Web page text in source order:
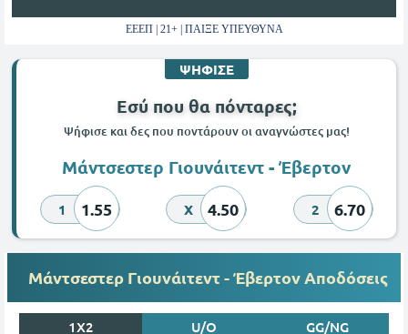
ΕΕΕΠ | 21+ | ΠΑΙΞΕ ΥΠΕΥΘΥΝΑ
ΨΗΦΙΣΕ
Εσύ που θα πόνταρες;
Ψήφισε και δες που ποντάρουν οι αναγνώστες μας!
Μάντσεστερ Γιουνάιτεντ - Έβερτον
1 1.55 X 4.50 2 6.70
Μάντσεστερ Γιουνάιτεντ - Έβερτον Αποδόσεις
1X2 U/O GG/NG